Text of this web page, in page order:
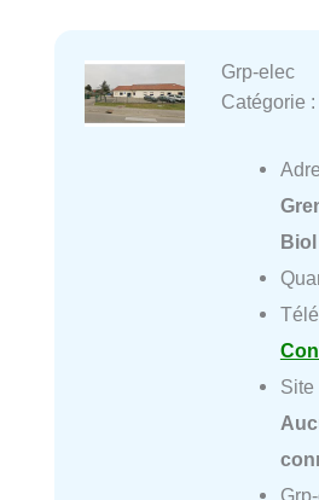
Grp-elec
Catégorie :
Biol
Site